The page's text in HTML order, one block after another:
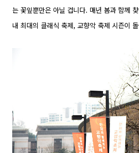
는 꽃잎뿐만은 아닐 겁니다. 매년 봄과 함께
내 최대의 클래식 축제, 교향악 축제 시즌이